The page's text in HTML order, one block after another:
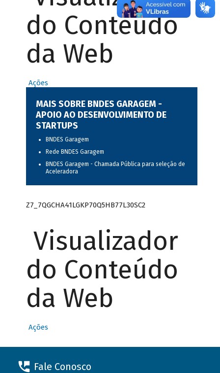
do Conteúdo
da Web
Ações
MAIS SOBRE BNDES GARAGEM -
APOIO AO DESENVOLVIMENTO DE
STARTUPS
BNDES Garagem
Rede BNDES Garagem
BNDES Garagem - Chamada Pública para seleção de
Aceleradora
Z7_7QGCHA41LGKP70Q5HB77L30SC2
Visualizador
do Conteúdo
da Web
Ações
Fale Conosco